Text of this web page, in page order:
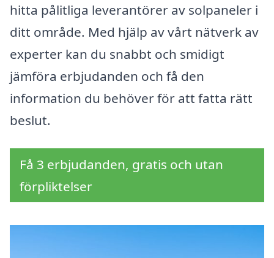
hitta pålitliga leverantörer av solpaneler i
ditt område. Med hjälp av vårt nätverk av
experter kan du snabbt och smidigt
jämföra erbjudanden och få den
information du behöver för att fatta rätt
beslut.
Få 3 erbjudanden, gratis och utan
förpliktelser